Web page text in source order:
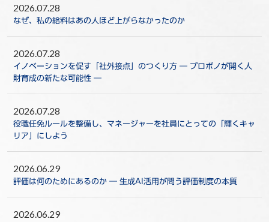
2026.07.28
なぜ、私の給料はあの人ほど上がらなかったのか
2026.07.28
イノベーションを促す「社外接点」のつくり方 ― プロボノが開く人
財育成の新たな可能性 ―
2026.07.28
役職任免ルールを整備し、マネージャーを社員にとっての「輝くキャ
リア」にしよう
2026.06.29
評価は何のためにあるのか ― 生成AI活用が問う評価制度の本質
2026.06.29